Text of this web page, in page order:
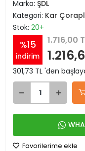
Marka: ŞDL
Kategori: Kar
Stok: 20+
%15
indirim
1.716,00
301,73 TL 'den
Favorilerime ekle